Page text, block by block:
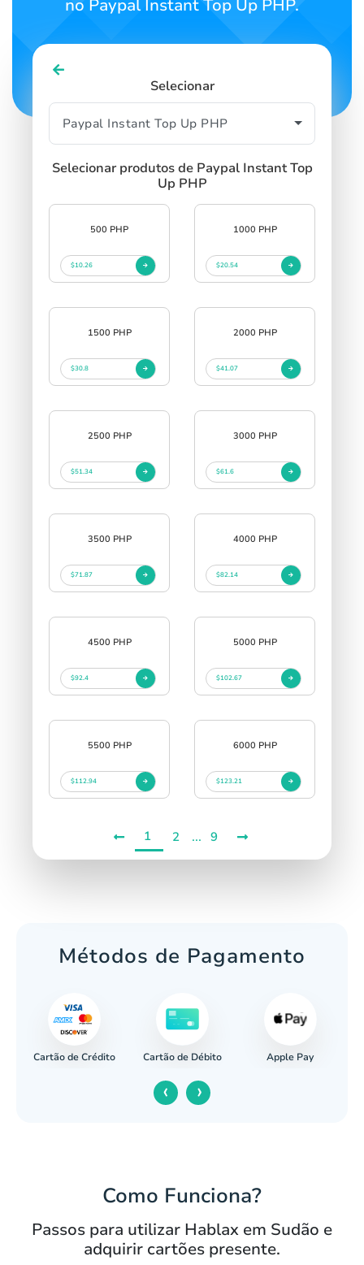
no Paypal Instant Top Up PHP.
Selecionar
Selecionar produtos de Paypal Instant Top
Up PHP
500 PHP
$10.26
1000 PHP
$20.54
1500 PHP
$30.8
2000 PHP
$41.07
2500 PHP
$51.34
3000 PHP
$61.6
3500 PHP
$71.87
4000 PHP
$82.14
4500 PHP
$92.4
5000 PHP
$102.67
5500 PHP
$112.94
6000 PHP
$123.21
1 2 ... 9
Métodos de Pagamento
Cartão de Crédito Cartão de Débito Apple Pay
‹ ›
Como Funciona?
Passos para utilizar Hablax em Sudão e
adquirir cartões presente.